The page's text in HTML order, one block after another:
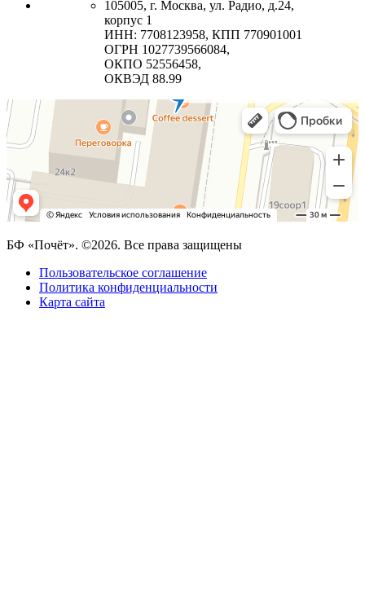
105005, г. Москва, ул. Радио, д.24,
корпус 1
ИНН: 7708123958, КПП 770901001
ОГРН 1027739566084,
ОКПО 52556458,
ОКВЭД 88.99
БФ «Почёт». ©2026. Все права защищены
Пользовательское соглашение
Политика конфиденциальности
Карта сайта